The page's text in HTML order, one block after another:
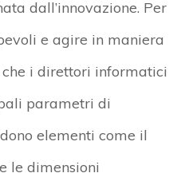
dall’innovazione. Per
e agire in maniera
i direttori informatici
parametri di
elementi come il
le dimensioni